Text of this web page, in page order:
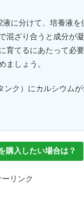
に分けて、培養液を
混ざり合うと成分が
育てるにあたって必
ましょう。
ク）にカルシウム
購入したい場合は？
リンク